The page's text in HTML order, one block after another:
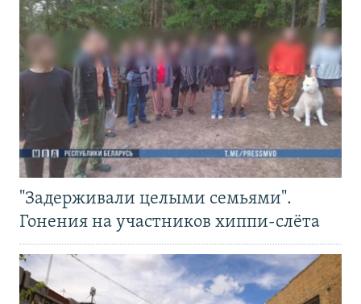
"Задерживали целыми семьями".
Гонения на участников хиппи-слёта